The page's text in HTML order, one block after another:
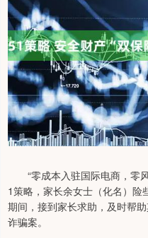
“零成本入驻国际电商，零
1策略，家长余女士（化名）险
期间，接到家长求助，及时帮
诈骗案。